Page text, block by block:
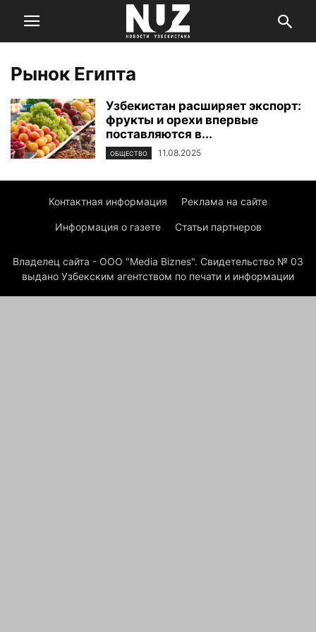
Рынок Египта
Узбекистан расширяет экспорт:
фрукты и орехи впервые
поставляются в...
ОБЩЕСТВО 11.08.2025
Контактная информация Реклама на сайте
Информация о газете Статьи партнеров
Владелец сайта - ООО "Media Biznes". Свидетельство № 03
выдано Узбекским агентством по печати и информации